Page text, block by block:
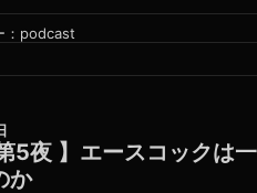
podcast
第5夜 】エースコックは
か